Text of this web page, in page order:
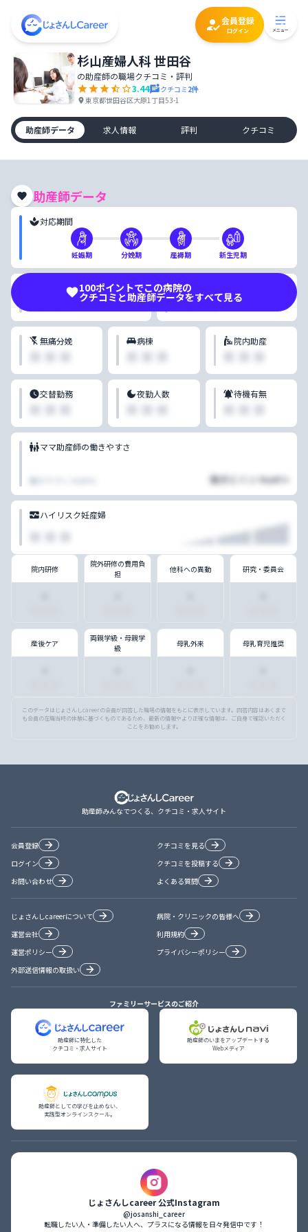
会員登録
ログイン メニュー
杉山産婦人科 世田谷
の助産師の職場クチコミ・評判
3.44
クチコミ 2件
東京都世田谷区大原1丁目53-1
助産師データ 求人情報 評判 クチコミ
助産師データ
ポイントを使って見る ✕ 閉じる
ポイントで、この病院の「クチコミ」と「助産師デー
タ」の全てが、いつでも見れるようになります。
ポイントを使って見る
ポイントのもらい方を確認する
100ポイントでこの病院の
クチコミと助産師データをすべて見る
対応期間
妊娠期 分娩期 産褥期 新生児期
分娩件数
■ ■ ■
分娩スタイル
■ ■ ■
無痛分娩
■ ■ ■
病棟
■ ■ ■
院内助産
■ ■ ■
交替勤務
■ ■ ■
夜勤人数
■ ■ ■
待機有無
■ ■ ■
ママ助産師の働きやすさ
働きにくいNaN%
ハイリスク妊産婦
■ ■ ■
院内研修
院外研修の費用負
担
他科への異動 研究・委員会
産後ケア
両親学級・母親学
級
母乳外来 母乳育児推奨
このデータはじょさんしcareerの会員が回答した職場の情報をもとに表示しています。回答内容はあくまで
も会員の在職当時の体験に基づくものであるため、最新の情報やより正確な情報は、ご自身で確認いただく
ことをお勧めします。
助産師みんなでつくる、クチコミ・求人サイト
会員登録
クチコミを見る
ログイン
クチコミを投稿する
お問い合わせ
よくある質問
じょさんしcareerについて
病院・クリニックの皆様へ
運営会社
利用規約
運営ポリシー
プライバシーポリシー
外部送信情報の取扱い
ファミリーサービスのご紹介
助産師に特化した
クチコミ・求人サイト
助産師のいまをアップデートする
Webメディア
助産師としての学びを止めない、
実践型オンラインスクール。
じょさんしcareer 公式Instagram
@josanshi_career
転職したい人・準備したい人へ、プラスになる情報を日々発信中です！